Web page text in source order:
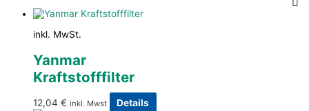
inkl. MwSt.
Yanmar
Kraftstofffilter
12,04 € inkl. Mwst Details